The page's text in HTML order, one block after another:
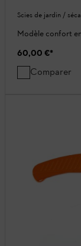
Scies de jardin /
Modèle confort
60,00 €*
Comparer